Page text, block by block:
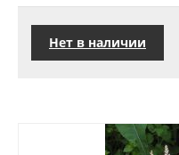
Нет в наличии